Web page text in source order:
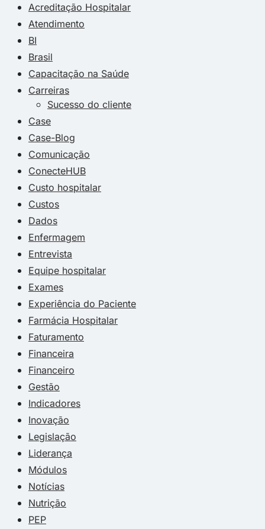
Acreditação Hospitalar
Atendimento
BI
Brasil
Capacitação na Saúde
Carreiras
Sucesso do cliente
Case
Case-Blog
Comunicação
ConecteHUB
Custo hospitalar
Custos
Dados
Enfermagem
Entrevista
Equipe hospitalar
Exames
Experiência do Paciente
Farmácia Hospitalar
Faturamento
Financeira
Financeiro
Gestão
Indicadores
Inovação
Legislação
Liderança
Módulos
Notícias
Nutrição
PEP